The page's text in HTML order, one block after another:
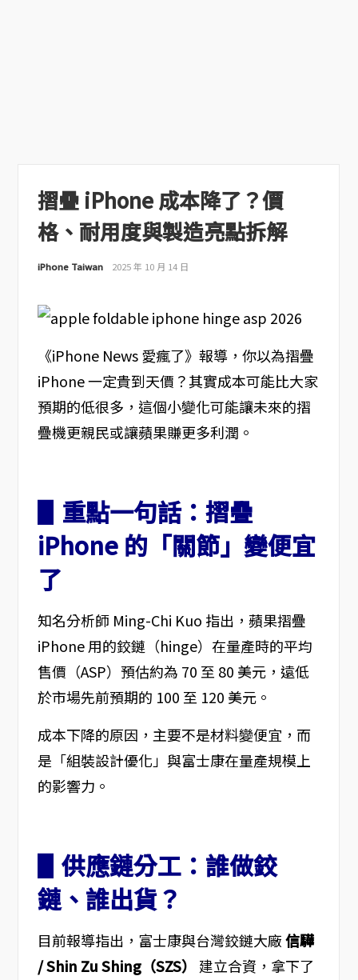
摺疊 iPhone 成本降了？價
格、耐用度與製造亮點拆解
iPhone Taiwan 2025 年 10 月 14 日
《iPhone News 愛瘋了》報導，你以為摺疊
iPhone 一定貴到天價？其實成本可能比大家
預期的低很多，這個小變化可能讓未來的摺
疊機更親民或讓蘋果賺更多利潤。
▋重點一句話：摺疊
iPhone 的「關節」變便宜
了
知名分析師 Ming-Chi Kuo 指出，蘋果摺疊
iPhone 用的鉸鏈（hinge）在量產時的平均
售價（ASP）預估約為 70 至 80 美元，遠低
於市場先前預期的 100 至 120 美元。
成本下降的原因，主要不是材料變便宜，而
是「組裝設計優化」與富士康在量產規模上
的影響力。
▋供應鏈分工：誰做鉸
鏈、誰出貨？
目前報導指出，富士康與台灣鉸鏈大廠信驊
/ Shin Zu Shing（SZS）
建立合資，拿下了